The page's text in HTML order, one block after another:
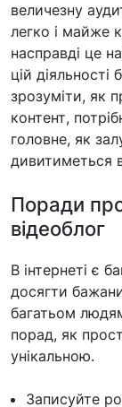
величезну
легко і майже
насправді це
цій
зрозуміти, як
контент,
головне, як
дивитиметься
Поради
відеоблог
В інтернеті є
досягти
багатьом
порад, як
унікальною.
Записуйте